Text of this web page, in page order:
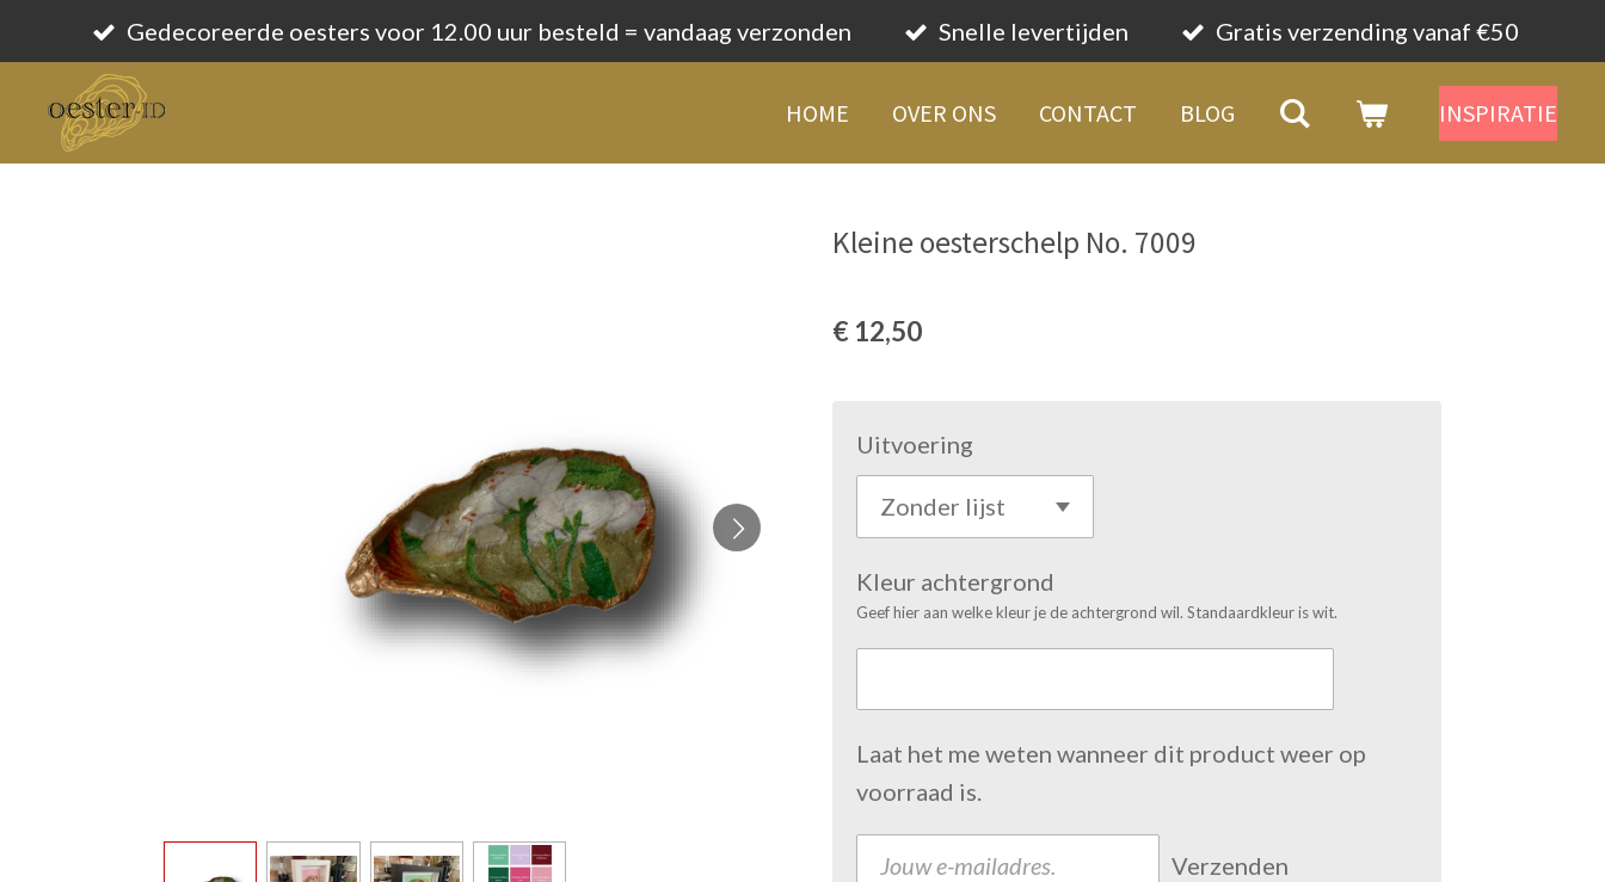
direct
naar
Gedecoreerde oesters voor 12.00 uur besteld = vandaag verzonden Snelle levertijden Gratis verzending vanaf €50
HOME OVER ONS CONTACT BLOG INSPIRATIE
Kleine oesterschelp No. 7009
€ 12,50
Uitvoering
Kleur achtergrond
Geef hier aan welke kleur je de achtergrond wil. Standaardkleur is wit.
Laat het me weten wanneer dit product weer op
voorraad is.
Verzenden